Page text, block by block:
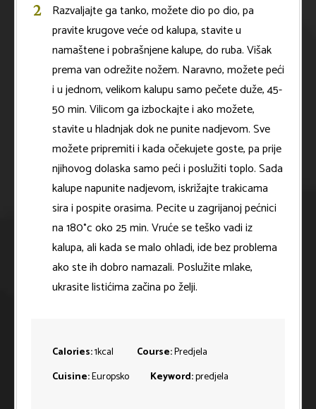
Razvaljajte ga tanko, možete dio po dio, pa
pravite krugove veće od kalupa, stavite u
namaštene i pobrašnjene kalupe, do ruba. Višak
prema van odrežite nožem. Naravno, možete peći
i u jednom, velikom kalupu samo pečete duže, 45-
50 min. Vilicom ga izbockajte i ako možete,
stavite u hladnjak dok ne punite nadjevom. Sve
možete pripremiti i kada očekujete goste, pa prije
njihovog dolaska samo peći i poslužiti toplo. Sada
kalupe napunite nadjevom, iskrižajte trakicama
sira i pospite orasima. Pecite u zagrijanoj pećnici
na 180°c oko 25 min. Vruće se teško vadi iz
kalupa, ali kada se malo ohladi, ide bez problema
ako ste ih dobro namazali. Poslužite mlake,
ukrasite listićima začina po želji.
Calories:1kcal Course:Predjela
Cuisine:Europsko Keyword:predjela